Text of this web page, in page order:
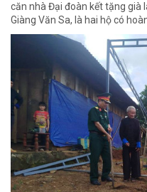
căn nhà Đại đoàn kết tặng già
Giàng Văn Sa, là hai hộ có